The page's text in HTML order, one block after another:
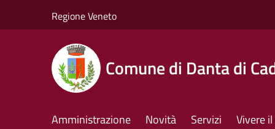
Regione Veneto
Comune di Danta di
Amministrazione Novità Servizi Vivere